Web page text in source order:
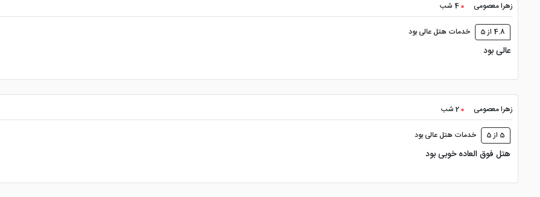
زهرا معصومی 4 شب
4.8 از 5 خدمات هتل عالی بود
عالی بود
زهرا معصومی 2 شب
5 از 5 خدمات هتل عالی بود
هتل فوق العاده خوبی بود